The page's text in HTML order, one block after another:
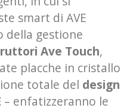
smart di AVE
della gestione
Ave Touch,
placche in cristallo
totale del design
– enfatizzeranno le